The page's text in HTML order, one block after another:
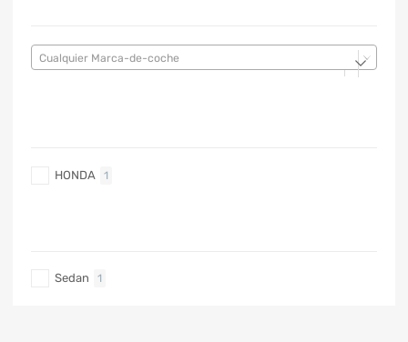
Cualquier Marca-de-coche
HONDA 1
Sedan 1